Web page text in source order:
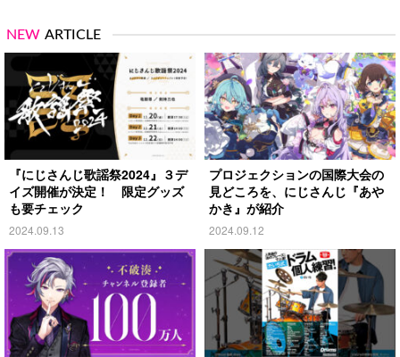
NEW ARTICLE
『にじさんじ歌謡祭2024』３デ
イズ開催が決定！ 限定グッズ
も要チェック
2024.09.13
プロジェクションの国際大会の
見どころを、にじさんじ『あや
かき』が紹介
2024.09.12